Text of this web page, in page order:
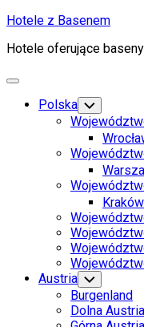
Skip
content
Hotele z Basenem
Hotele oferujące
Expand
Polska Toggle
Child
Menu
Kraków
Austria Toggle
Child
Menu
Burgenland
Dolna Austria